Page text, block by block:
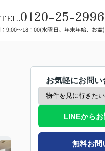
TEL.0120-25-2996
9:00～18：00(水曜日、年末年始、お盆)
お気軽にお問
LINEから
無料お問